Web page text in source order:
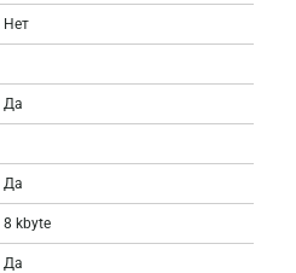
Нет
Да
Да
8 kbyte
Да